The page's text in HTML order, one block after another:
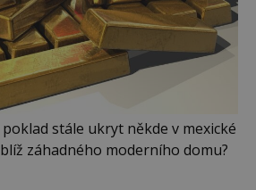
stále ukryt někde v mexické
záhadného moderního domu?